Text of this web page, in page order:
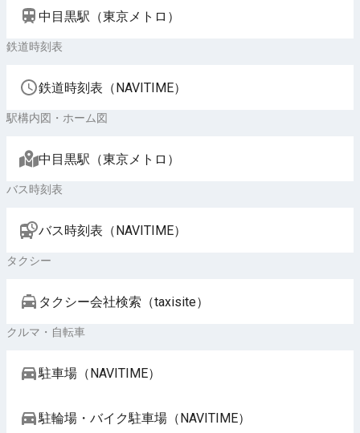
中目黒駅（東京メトロ）
鉄道時刻表
鉄道時刻表（NAVITIME）
駅構内図・ホーム図
中目黒駅（東京メトロ）
バス時刻表
バス時刻表（NAVITIME）
タクシー
タクシー会社検索（taxisite）
クルマ・自転車
駐車場（NAVITIME）
駐輪場・バイク駐車場（NAVITIME）